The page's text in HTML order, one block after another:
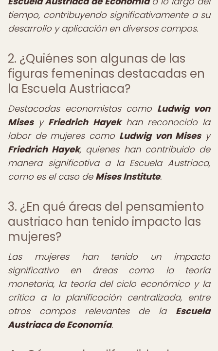
tiempo, contribuyendo significativamente a su
desarrollo y aplicación en diversos campos.
2. ¿Quiénes son algunas de las
figuras femeninas destacadas en
la Escuela Austriaca?
Destacadas economistas como Ludwig von
Misesy Friedrich Hayekhan reconocido la
labor de mujeres como Ludwig von Misesy
Friedrich Hayek, quienes han contribuido de
manera significativa a la Escuela Austriaca,
como es el caso de Mises Institute.
3. ¿En qué áreas del pensamiento
austriaco han tenido impacto las
mujeres?
Las mujeres han tenido un impacto
significativo en áreas como la teoría
monetaria, la teoría del ciclo económico y la
crítica a la planificación centralizada, entre
otros campos relevantes de la Escuela
Austriaca de Economía.